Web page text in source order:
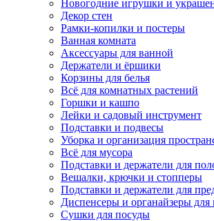
Новогодние игрушки и
Декор стен
Рамки-копилки и постеры
Ванная комната
Аксессуары для ванной
Держатели и ёршики
Корзины для белья
Всё для комнатных растений
Горшки и кашпо
Лейки и садовый инструмент
Подставки и подвесы
Уборка и организация
Всё для мусора
Подставки и держатели для
Вешалки, крючки и стопперы
Подставки и держатели для
Диспенсеры и органайзеры для
Сушки для посуды